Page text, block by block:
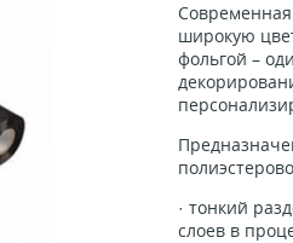
широкую
фольгой –
· тонкий
слоев в